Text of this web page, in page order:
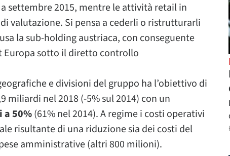
settembre 2015, mentre le attività retail in
valutazione. Si pensa a cederli o ristrutturarli
la sub-holding austriaca, con conseguente
Europa sotto il diretto controllo
e divisioni del gruppo ha l’obiettivo di
miliardi nel 2018 (-5% sul 2014) con un
50%(61% nel 2014). A regime i costi operativi
risultante di una riduzione sia dei costi del
amministrative (altri 800 milioni).